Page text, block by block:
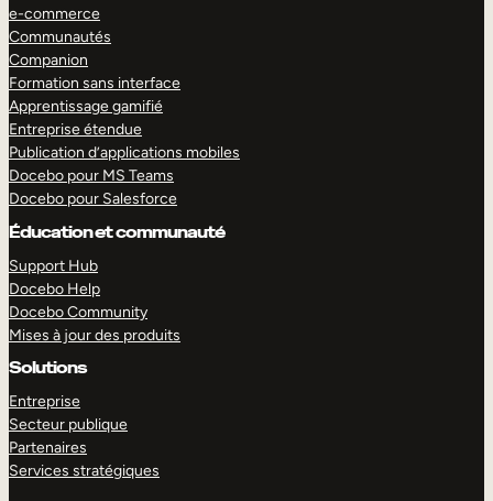
e-commerce
Communautés
Companion
Formation sans interface
Apprentissage gamifié
Entreprise étendue
Publication d’applications mobiles
Docebo pour MS Teams
Docebo pour Salesforce
Éducation et communauté
Support Hub
Docebo Help
Docebo Community
Mises à jour des produits
Solutions
Entreprise
Secteur publique
Partenaires
Services stratégiques